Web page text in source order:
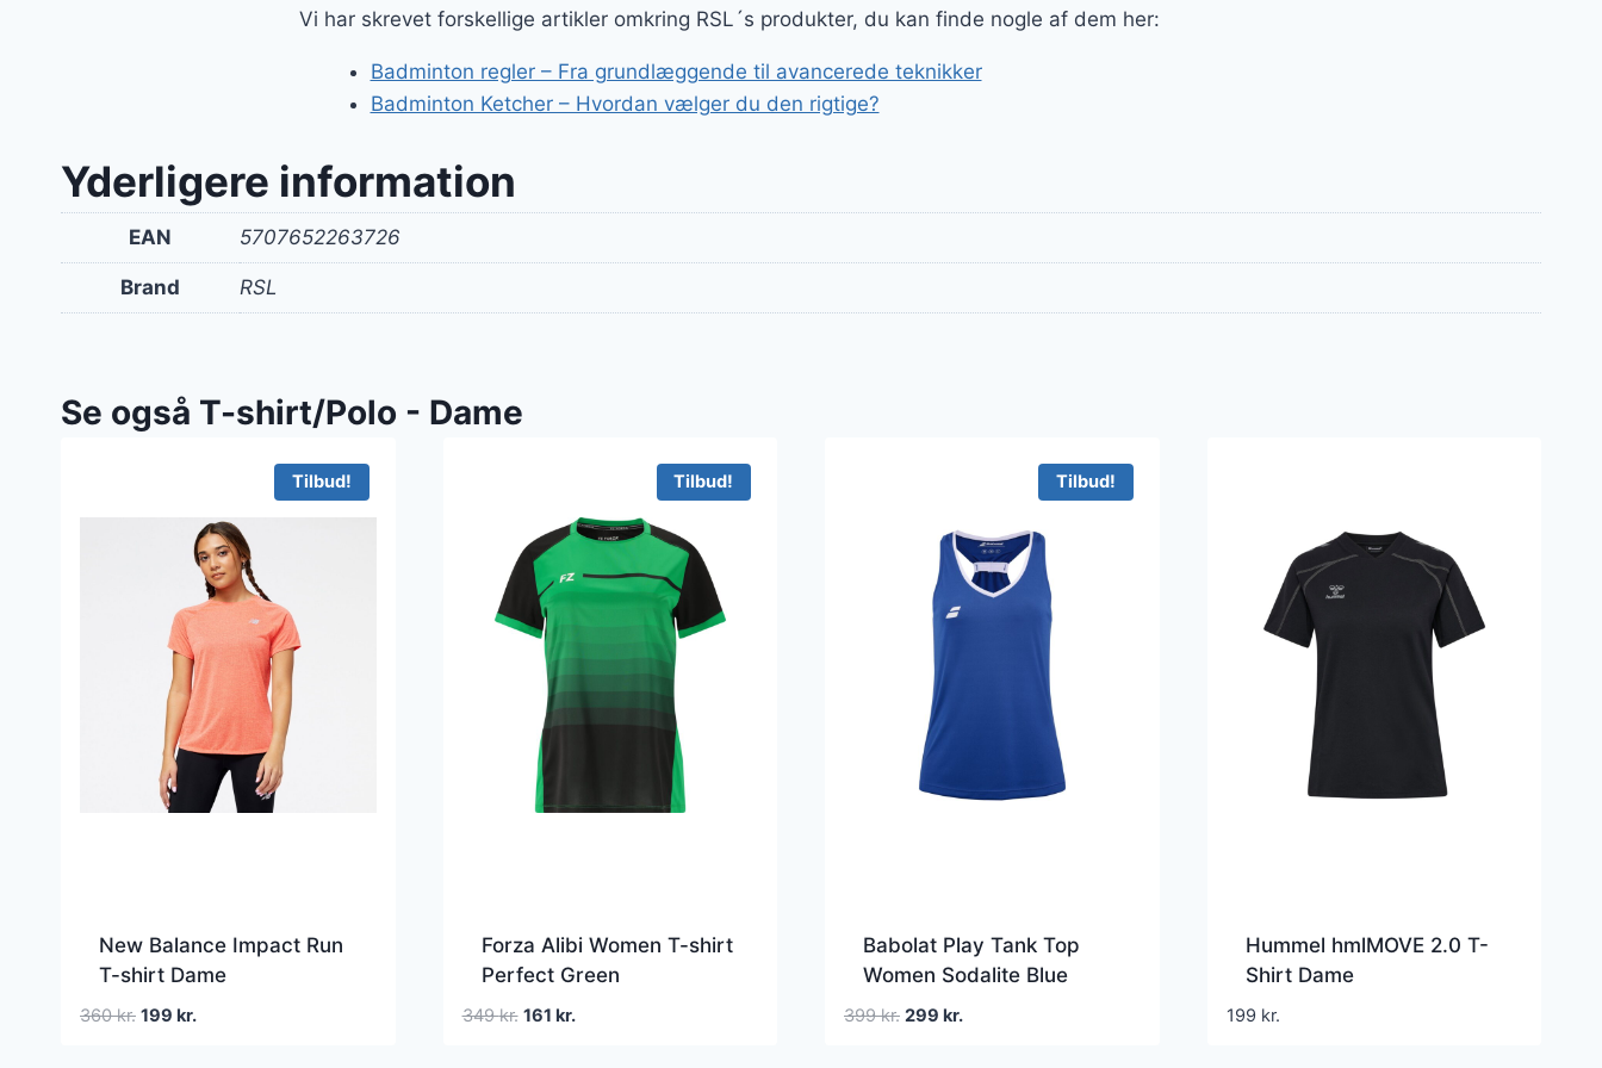
400 kr..299 kr..
Vi har skrevet forskellige artikler omkring RSL´s produkter, du kan finde nogle af dem her:
Badminton regler – Fra grundlæggende til avancerede teknikker
Badminton Ketcher – Hvordan vælger du den rigtige?
Yderligere information
EAN 5707652263726
Brand RSL
Se også T-shirt/Polo - Dame
Tilbud!
New Balance Impact Run
T-shirt Dame
360kr. Den
199 kr.Den
Tilbud!
Forza Alibi Women T-shirt
Perfect Green
349kr. Den
161 kr.Den
Tilbud!
Babolat Play Tank Top
Women Sodalite Blue
399kr. Den
299 kr.Den
Hummel hmlMOVE 2.0 T-
Shirt Dame
199 kr.